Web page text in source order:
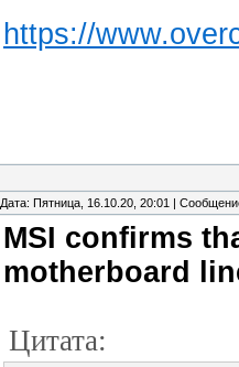
https://
Дата: Пятница, 16.10.20, 20:01 |
MSI confirms
motherboard
Цитата: